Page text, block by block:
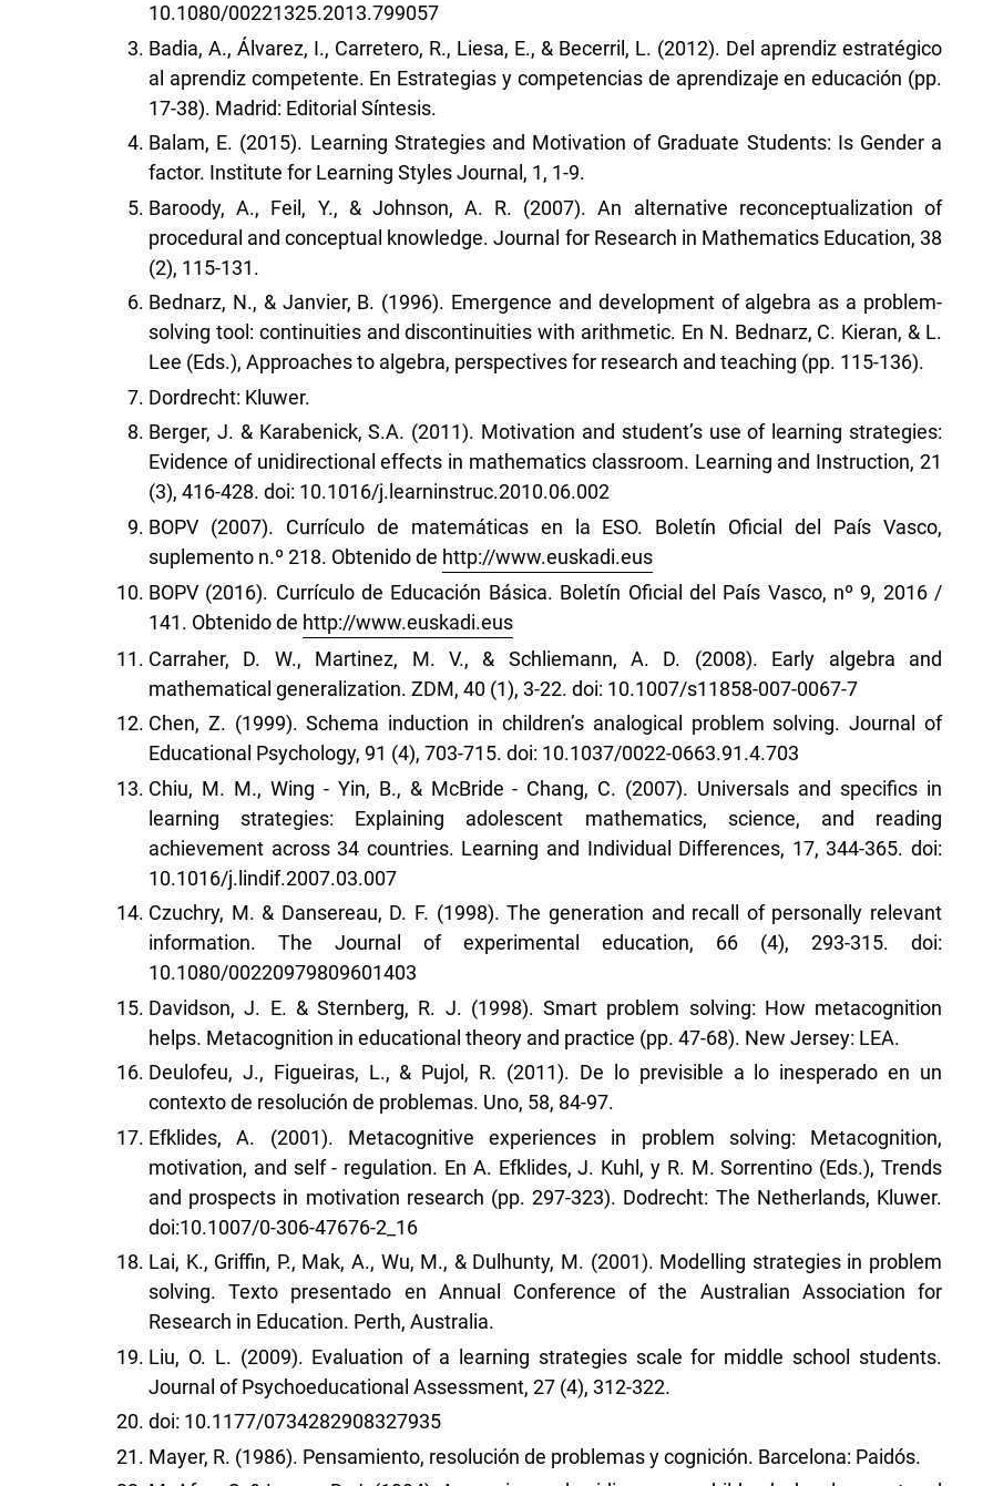
10.1080/00221325.2013.799057
Badia, A., Álvarez, I., Carretero, R., Liesa, E., & Becerril, L. (2012). Del aprendiz estratégico
al aprendiz competente. En Estrategias y competencias de aprendizaje en educación (pp.
17-38). Madrid: Editorial Síntesis.
Balam, E. (2015). Learning Strategies and Motivation of Graduate Students: Is Gender a
factor. Institute for Learning Styles Journal, 1, 1-9.
Baroody, A., Feil, Y., & Johnson, A. R. (2007). An alternative reconceptualization of
procedural and conceptual knowledge. Journal for Research in Mathematics Education, 38
(2), 115-131.
Bednarz, N., & Janvier, B. (1996). Emergence and development of algebra as a problem-
solving tool: continuities and discontinuities with arithmetic. En N. Bednarz, C. Kieran, & L.
Lee (Eds.), Approaches to algebra, perspectives for research and teaching (pp. 115-136).
Dordrecht: Kluwer.
Berger, J. & Karabenick, S.A. (2011). Motivation and student’s use of learning strategies:
Evidence of unidirectional effects in mathematics classroom. Learning and Instruction, 21
(3), 416-428. doi: 10.1016/j.learninstruc.2010.06.002
BOPV (2007). Currículo de matemáticas en la ESO. Boletín Oficial del País Vasco,
suplemento n.º 218. Obtenido de http://www.euskadi.eus
BOPV (2016). Currículo de Educación Básica. Boletín Oficial del País Vasco, nº 9, 2016 /
141. Obtenido de http://www.euskadi.eus
Carraher, D. W., Martinez, M. V., & Schliemann, A. D. (2008). Early algebra and
mathematical generalization. ZDM, 40 (1), 3-22. doi: 10.1007/s11858-007-0067-7
Chen, Z. (1999). Schema induction in children’s analogical problem solving. Journal of
Educational Psychology, 91 (4), 703-715. doi: 10.1037/0022-0663.91.4.703
Chiu, M. M., Wing - Yin, B., & McBride - Chang, C. (2007). Universals and specifics in
learning strategies: Explaining adolescent mathematics, science, and reading
achievement across 34 countries. Learning and Individual Differences, 17, 344-365. doi:
10.1016/j.lindif.2007.03.007
Czuchry, M. & Dansereau, D. F. (1998). The generation and recall of personally relevant
information. The Journal of experimental education, 66 (4), 293-315. doi:
10.1080/00220979809601403
Davidson, J. E. & Sternberg, R. J. (1998). Smart problem solving: How metacognition
helps. Metacognition in educational theory and practice (pp. 47-68). New Jersey: LEA.
Deulofeu, J., Figueiras, L., & Pujol, R. (2011). De lo previsible a lo inesperado en un
contexto de resolución de problemas. Uno, 58, 84-97.
Efklides, A. (2001). Metacognitive experiences in problem solving: Metacognition,
motivation, and self - regulation. En A. Efklides, J. Kuhl, y R. M. Sorrentino (Eds.), Trends
and prospects in motivation research (pp. 297-323). Dodrecht: The Netherlands, Kluwer.
doi:10.1007/0-306-47676-2_16
Lai, K., Griffin, P., Mak, A., Wu, M., & Dulhunty, M. (2001). Modelling strategies in problem
solving. Texto presentado en Annual Conference of the Australian Association for
Research in Education. Perth, Australia.
Liu, O. L. (2009). Evaluation of a learning strategies scale for middle school students.
Journal of Psychoeducational Assessment, 27 (4), 312-322.
doi: 10.1177/0734282908327935
Mayer, R. (1986). Pensamiento, resolución de problemas y cognición. Barcelona: Paidós.